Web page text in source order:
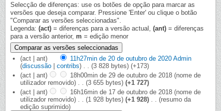
Selecção de diferenças: use os botões de opção para marcar as
versões que deseja comparar. Pressione 'Enter' ou clique o botão
"Comparar as versões seleccionadas".
Legenda: (act) = diferenças para a versão actual, (ant) = diferenças
para a versão anterior, m = edição menor
(act | ant) 11h27min de 20 de outubro de 2020 Admin
(discussão | contribs) (3 828 bytes) (+173)
(act | ant)
18h00min de 29 de outubro de 2018 (nome de
utilizador removido)
(3 655 bytes) (+1 727)
(act | ant)
16h16min de 17 de outubro de 2018 (nome de
utilizador removido)
(1 928 bytes) (+1 928)
(resumo da
edição suprimido)